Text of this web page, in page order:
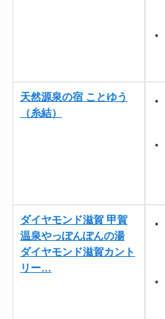
天然源泉の宿 ことゆう
（糸結）
ダイヤモンド滋賀 甲賀
温泉やっぽんぽんの湯
ダイヤモンド滋賀カント
リー…